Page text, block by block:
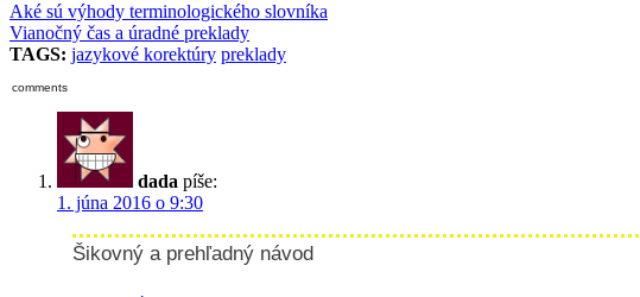
Aké sú výhody terminologického slovníka
Vianočný čas a úradné preklady
TAGS: jazykové korektúry preklady
comments
dada píše:
1. júna 2016 o 9:30
Šikovný a prehľadný návod